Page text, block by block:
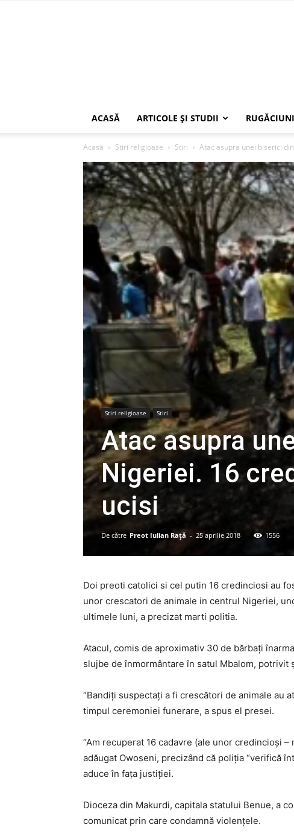
ACASĂ ARTICOLE ŞI STUDII RUGĂCIUNI
Acasă Stiri religioase Stiri Atac asupra unei biserici
Stiri religioase Stiri
Atac asupra
Nigeriei. 16
ucisi
De către Preot Iulian Raţă - 25 aprilie 2018 1556
Doi preoti catolici si cel putin 16 credinciosi au
unor crescatori de animale in centrul Nigeriei,
ultimele luni, a precizat marti politia.
Atacul, comis de aproximativ 30 de bărbaţi
slujbe de înmormântare în satul Mbalom,
“Bandiţi suspectaţi a fi crescători de animale au
timpul ceremoniei funerare, a spus el presei.
“Am recuperat 16 cadavre (ale unor credincioşi
adăugat Owoseni, precizând că poliţia “verifică
aduce în faţa justiţiei.
Dioceza din Makurdi, capitala statului Benue, a
comunicat prin care condamnă violenţele.